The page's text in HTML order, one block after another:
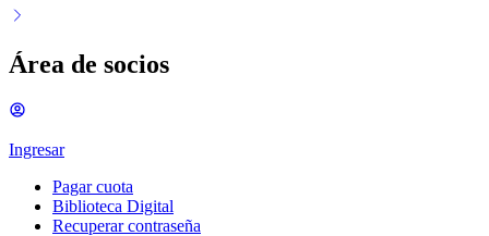
Área de socios
Ingresar
Pagar cuota
Biblioteca Digital
Recuperar contraseña